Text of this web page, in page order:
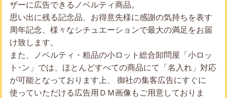
ザーに広告できるノベルティ商品。
思い出に残る記念品、お得意先様に感謝の気持ちを表す
周年記念、様々なシチュエーションで最大の満足をお届
け致します。
また、ノベルティ・粗品の小ロット総合卸問屋「小ロッ
ト･ン」では、ほとんどすべての商品にて「名入れ」対応
が可能となっております上、 御社の集客広告にすぐに
使っていただける広告用ＤＭ画像もご用意しておりま